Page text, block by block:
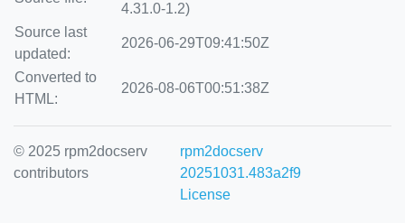
4.31.0-1.2)
Source last
updated:
2026-06-29T09:41:50Z
Converted to
HTML:
2026-08-06T00:51:38Z
© 2025 rpm2docserv
contributors
rpm2docserv
20251031.483a2f9
License